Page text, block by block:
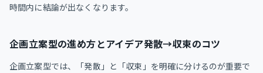
時間内に結論が出なくなります。
企画立案型の進め方とアイデア発散→収束のコツ
企画立案型では、「発散」と「収束」を明確に分けるのが重要で